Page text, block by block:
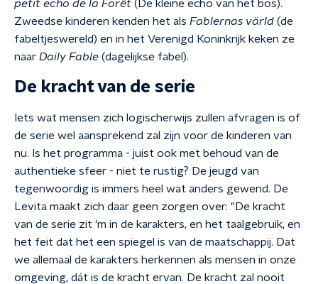
petit echo de la Forêt (De kleine echo van het bos).
Zweedse kinderen kenden het als Fablernas värld (de
fabeltjeswereld) en in het Verenigd Koninkrijk keken ze
naar Daily Fable (dagelijkse fabel).
De kracht van de serie
Iets wat mensen zich logischerwijs zullen afvragen is of
de serie wel aansprekend zal zijn voor de kinderen van
nu. Is het programma - juist ook met behoud van de
authentieke sfeer - niet te rustig? De jeugd van
tegenwoordig is immers heel wat anders gewend. De
Levita maakt zich daar geen zorgen over: "De kracht
van de serie zit 'm in de karakters, en het taalgebruik, en
het feit dat het een spiegel is van de maatschappij. Dat
we allemaal de karakters herkennen als mensen in onze
omgeving, dát is de kracht ervan. De kracht zal nooit